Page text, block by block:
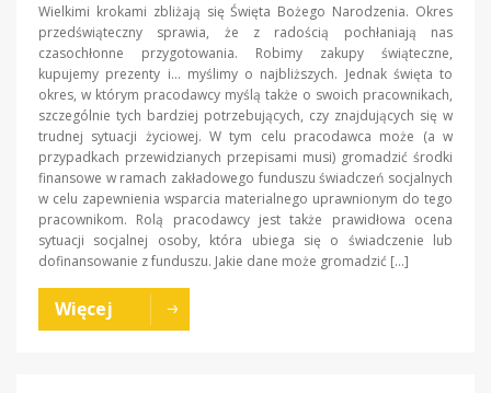
Wielkimi krokami zbliżają się Święta Bożego Narodzenia. Okres
przedświąteczny sprawia, że z radością pochłaniają nas
czasochłonne przygotowania. Robimy zakupy świąteczne,
kupujemy prezenty i… myślimy o najbliższych. Jednak święta to
okres, w którym pracodawcy myślą także o swoich pracownikach,
szczególnie tych bardziej potrzebujących, czy znajdujących się w
trudnej sytuacji życiowej. W tym celu pracodawca może (a w
przypadkach przewidzianych przepisami musi) gromadzić środki
finansowe w ramach zakładowego funduszu świadczeń socjalnych
w celu zapewnienia wsparcia materialnego uprawnionym do tego
pracownikom. Rolą pracodawcy jest także prawidłowa ocena
sytuacji socjalnej osoby, która ubiega się o świadczenie lub
dofinansowanie z funduszu. Jakie dane może gromadzić […]
Więcej